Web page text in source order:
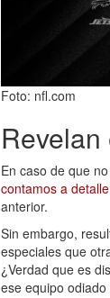
Foto: nfl.com
En caso de que
contamos a
anterior.
Sin embargo,
especiales que
¿Verdad que es
ese equipo